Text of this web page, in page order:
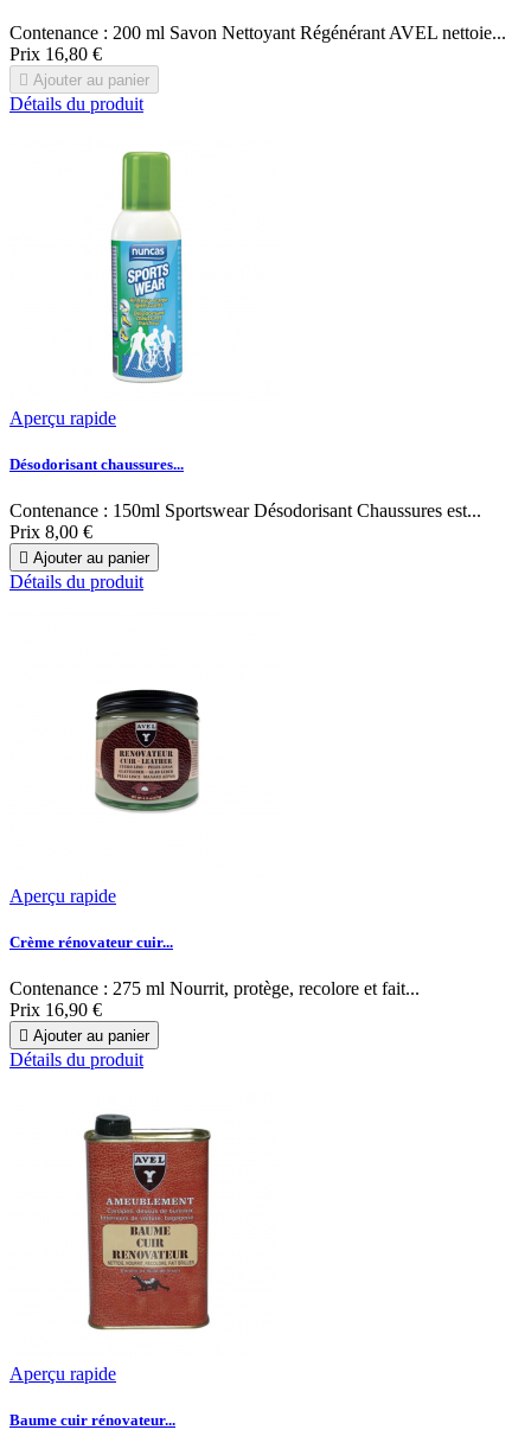
Contenance : 200 ml Savon Nettoyant Régénérant AVEL nettoie...
Prix 16,80 €
 Ajouter au panier
Détails du produit
Aperçu rapide
Désodorisant chaussures...
Contenance : 150ml Sportswear Désodorisant Chaussures est...
Prix 8,00 €
 Ajouter au panier
Détails du produit
Aperçu rapide
Crème rénovateur cuir...
Contenance : 275 ml Nourrit, protège, recolore et fait...
Prix 16,90 €
 Ajouter au panier
Détails du produit
Aperçu rapide
Baume cuir rénovateur...